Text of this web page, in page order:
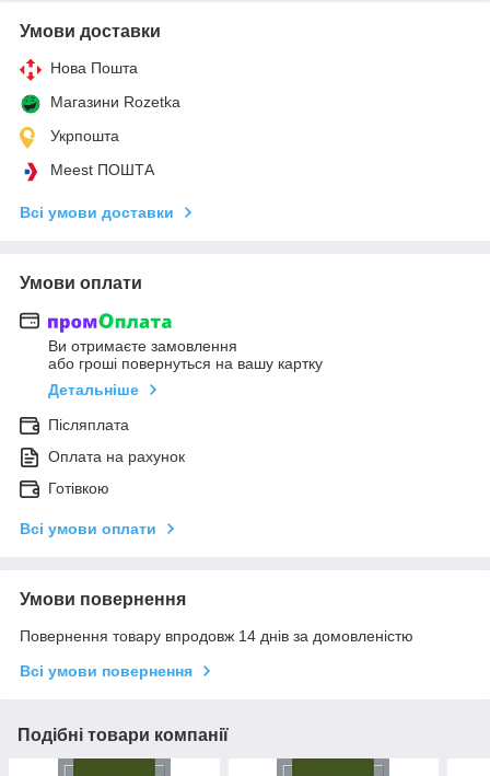
Умови доставки
Нова Пошта
Магазини Rozetka
Укрпошта
Meest ПОШТА
Всі умови доставки
Умови оплати
Ви отримаєте замовлення
або гроші повернуться на вашу картку
Детальніше
Післяплата
Оплата на рахунок
Готівкою
Всі умови оплати
Умови повернення
Повернення товару впродовж 14 днів за домовленістю
Всі умови повернення
Подібні товари компанії